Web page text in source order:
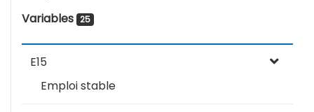
Variables 25
E15
Emploi stable